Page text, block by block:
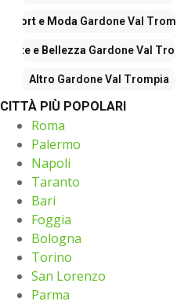
Sport e Moda Gardone Val Trompia
e Bellezza Gardone Val Trompia
Altro Gardone Val Trompia
CITTÀ PIÙ POPOLARI
Roma
Palermo
Napoli
Taranto
Bari
Foggia
Bologna
Torino
San Lorenzo
Parma